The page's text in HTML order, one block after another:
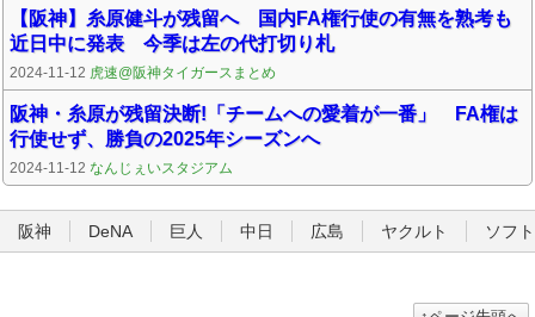
【阪神】糸原健斗が残留へ 国内FA権行使の有無を熟考も
近日中に発表 今季は左の代打切り札
2024-11-12 虎速@阪神タイガースまとめ
阪神・糸原が残留決断!「チームへの愛着が一番」 FA権は
行使せず、勝負の2025年シーズンへ
2024-11-12 なんじぇいスタジアム
阪神 DeNA 巨人 中日 広島 ヤクルト ソフ